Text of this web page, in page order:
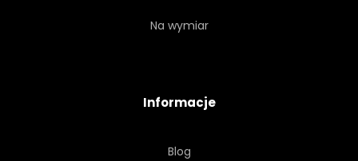
Na wymiar
Informacje
Blog